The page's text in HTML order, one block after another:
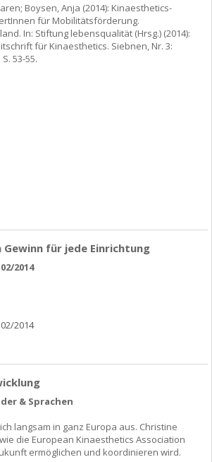
Boysen, Anja (2014): Kinaesthetics-
für Mobilitätsförderung.
In: Stiftung lebensqualität (Hrsg.) (2014):
für Kinaesthetics. Siebnen, Nr. 3:
53-55.
Gewinn für jede Einrichtung
2014
2014
& Sprachen
langsam in ganz Europa aus. Christine
die European Kinaesthetics Association
ermöglichen und koordinieren wird.